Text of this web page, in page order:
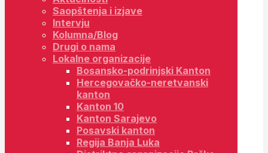
Saopštenja i izjave
Intervju
Kolumna/Blog
Drugi o nama
Lokalne organizacije
Bosansko-podrinjski Kanton
Hercegovačko-neretvanski
kanton
Kanton 10
Kanton Sarajevo
Posavski kanton
Regija Banja Luka